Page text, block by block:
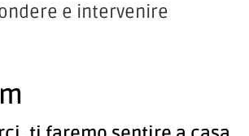
e intervenire